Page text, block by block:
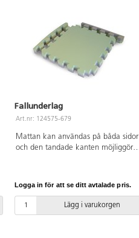
Fallunderlag
Art.nr: 124575-679
Mattan kan användas på båda sidor
och den tandade kanten möjliggör
till en fallhöjd på 145 cm. Mått:
100x100x4 cm.
Logga in för att se ditt avtalade pris.
Lägg i varukorgen